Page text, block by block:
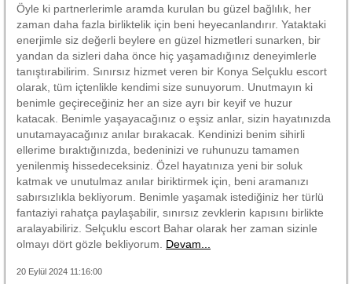
Öyle ki partnerlerimle aramda kurulan bu güzel bağlılık, her
zaman daha fazla birliktelik için beni heyecanlandırır. Yataktaki
enerjimle siz değerli beylere en güzel hizmetleri sunarken, bir
yandan da sizleri daha önce hiç yaşamadığınız deneyimlerle
tanıştırabilirim. Sınırsız hizmet veren bir Konya Selçuklu escort
olarak, tüm içtenlikle kendimi size sunuyorum. Unutmayın ki
benimle geçireceğiniz her an size ayrı bir keyif ve huzur
katacak. Benimle yaşayacağınız o eşsiz anlar, sizin hayatınızda
unutamayacağınız anılar bırakacak. Kendinizi benim sihirli
ellerime bıraktığınızda, bedeninizi ve ruhunuzu tamamen
yenilenmiş hissedeceksiniz. Özel hayatınıza yeni bir soluk
katmak ve unutulmaz anılar biriktirmek için, beni aramanızı
sabırsızlıkla bekliyorum. Benimle yaşamak istediğiniz her türlü
fantaziyi rahatça paylaşabilir, sınırsız zevklerin kapısını birlikte
aralayabiliriz. Selçuklu escort Bahar olarak her zaman sizinle
olmayı dört gözle bekliyorum. Devam...
20 Eylül 2024 11:16:00